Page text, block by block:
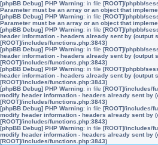
[phpBB Debug] PHP Warning: in file [ROOT]/phpbb/
Parameter must be an array or an object that
[phpBB Debug] PHP Warning: in file [ROOT]/phpbb/
Parameter must be an array or an object that
[phpBB Debug] PHP Warning: in file [ROOT]/phpbb/
header information - headers already sent by (output
[ROOT]/includes/functions.php:3843)
[phpBB Debug] PHP Warning: in file [ROOT]/phpbb/
header information - headers already sent by (output
[ROOT]/includes/functions.php:3843)
[phpBB Debug] PHP Warning: in file [ROOT]/phpbb/
header information - headers already sent by (output
[ROOT]/includes/functions.php:3843)
[phpBB Debug] PHP Warning: in file [ROOT]/includes/
modify header information - headers already sent by
[ROOT]/includes/functions.php:3843)
[phpBB Debug] PHP Warning: in file [ROOT]/includes/
modify header information - headers already sent by
[ROOT]/includes/functions.php:3843)
[phpBB Debug] PHP Warning: in file [ROOT]/includes/
modify header information - headers already sent by
[ROOT]/includes/functions.php:3843)